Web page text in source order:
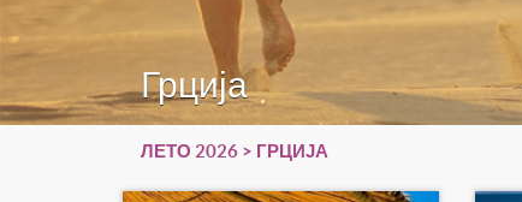
Грција
ЛЕТО 2026 > ГРЦИЈА